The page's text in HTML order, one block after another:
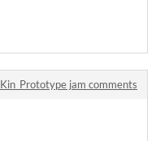
Kin_Prototype jam comments